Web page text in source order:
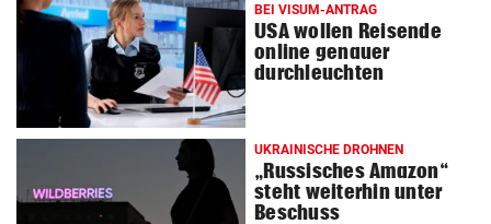
BEI VISUM-ANTRAG
USA wollen Reisende
online genauer
durchleuchten
UKRAINISCHE DROHNEN
„Russisches Amazon“
steht weiterhin unter
Beschuss